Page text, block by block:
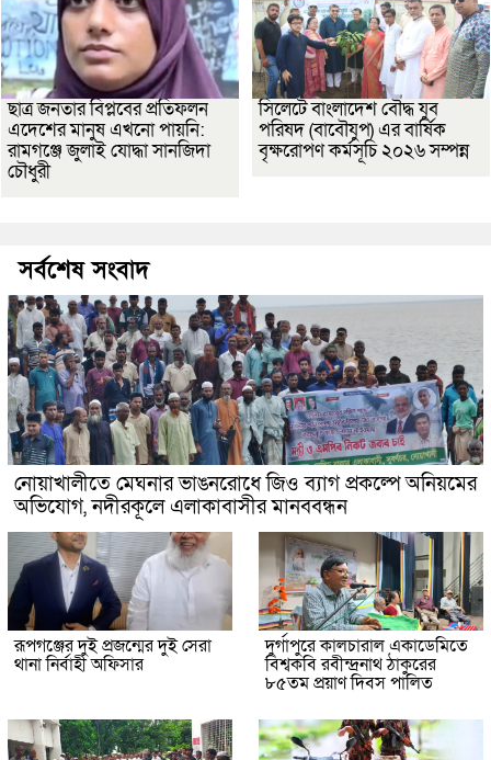
ছাত্র জনতার বিপ্লবের প্রতিফলন
এদেশের মানুষ এখনো পায়নি:
রামগঞ্জে জুলাই যোদ্ধা সানজিদা
চৌধুরী
সিলেটে বাংলাদেশ বৌদ্ধ যুব
পরিষদ (বাবৌযুপ) এর বার্ষিক
বৃক্ষরোপণ কর্মসূচি ২০২৬ সম্পন্ন
সর্বশেষ সংবাদ
নোয়াখালীতে মেঘনার ভাঙনরোধে জিও ব্যাগ প্রকল্পে অনিয়মের
অভিযোগ, নদীরকূলে এলাকাবাসীর মানববন্ধন
রূপগঞ্জের দুই প্রজন্মের দুই সেরা
থানা নির্বাহী অফিসার
দুর্গাপুরে কালচারাল একাডেমিতে
বিশ্বকবি রবীন্দ্রনাথ ঠাকুরের
৮৫তম প্রয়াণ দিবস পালিত